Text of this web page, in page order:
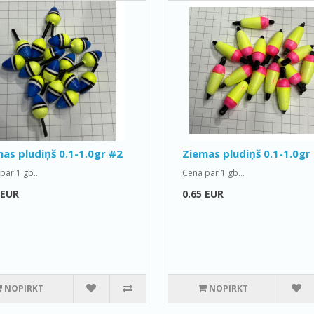
pludiņš 0.1-1.0gr #2
1 gb...
NOPIRKT
Ziemas pludiņš 0.1-1.0gr
Cena par 1 gb...
0.65 EUR
NOPIRKT